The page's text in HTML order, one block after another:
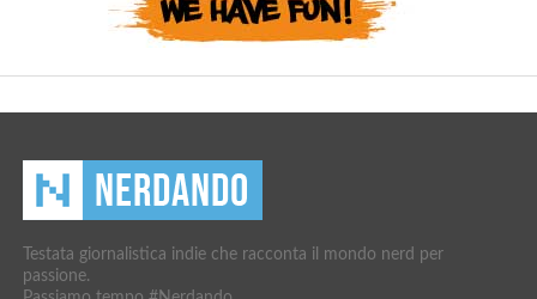
Testata giornalistica indie che racconta il mondo nerd per
passione.